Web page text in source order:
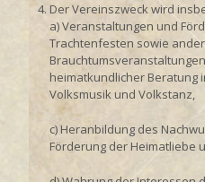
Der Vereinszweck wird
a) Veranstaltungen und
Trachtenfesten sowie
heimatkundlicher Beratung
Volksmusik und Volkstanz,
c) Heranbildung des
Förderung der Heimatliebe